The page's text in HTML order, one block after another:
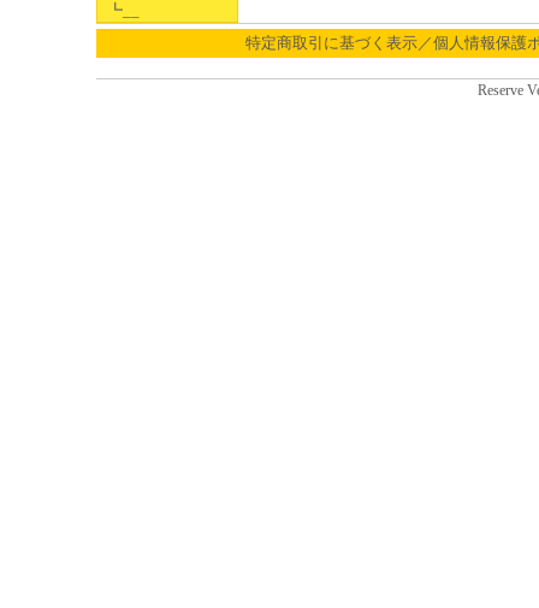
┗__
特定商取引に基づく表示／個人情報保護
Reserve